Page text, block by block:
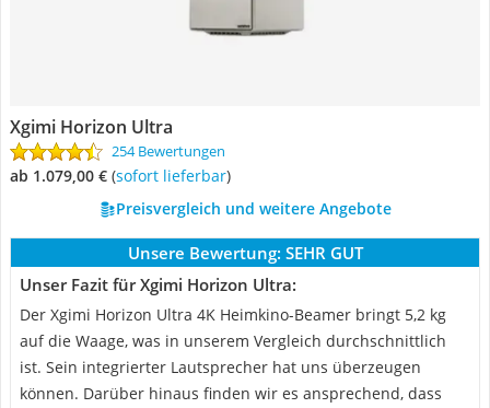
Xgimi Horizon Ultra
254 Bewertungen
ab 1.079,00 € ( Sofort lieferbar)
Preisvergleich und weitere Angebote
Unsere Bewertung: SEHR GUT
Unser Fazit für Xgimi Horizon Ultra:
Der Xgimi Horizon Ultra 4K Heimkino-Beamer bringt 5,2 kg
auf die Waage, was in unserem Vergleich durchschnittlich
ist. Sein integrierter Lautsprecher hat uns überzeugen
können. Darüber hinaus finden wir es ansprechend, dass